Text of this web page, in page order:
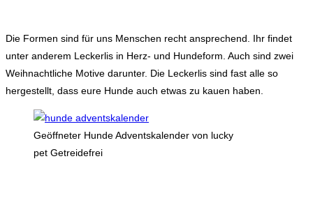
Die Formen sind für uns Menschen recht ansprechend. Ihr findet
unter anderem Leckerlis in Herz- und Hundeform. Auch sind zwei
Weihnachtliche Motive darunter. Die Leckerlis sind fast alle so
hergestellt, dass eure Hunde auch etwas zu kauen haben.
Geöffneter Hunde Adventskalender von lucky
pet Getreidefrei